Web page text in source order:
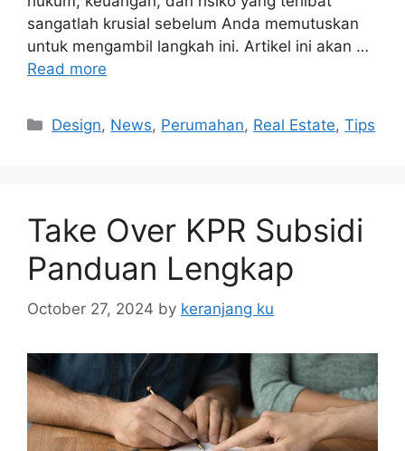
sangatlah krusial sebelum Anda memutuskan
untuk mengambil langkah ini. Artikel ini akan …
Read more
Categories
Design, News, Perumahan, Real Estate,Tips
Take Over KPR Subsidi
Panduan Lengkap
October 27, 2024 by keranjang ku